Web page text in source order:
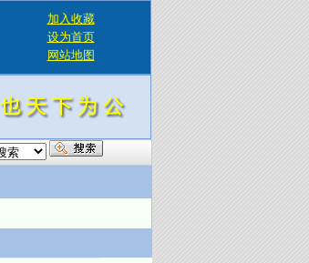
加入收藏
设为首页
网站地图